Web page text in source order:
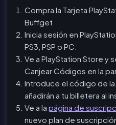
Compra la Tarjeta
Buffget
Inicia sesión en
PS3, PSP o PC.
Ve a PlayStation Store y
Canjear Códigos en la
Introduce el código de
añadirán a tu billetera al
Ve a la página de
nuevo plan de